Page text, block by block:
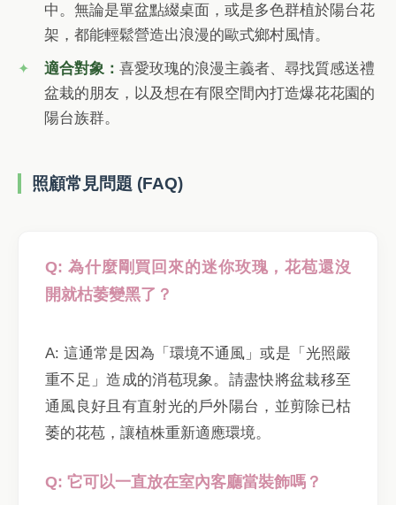
中。無論是單盆點綴桌面，或是多色群植於陽台花
架，都能輕鬆營造出浪漫的歐式鄉村風情。
適合對象：喜愛玫瑰的浪漫主義者、尋找質感送禮
盆栽的朋友，以及想在有限空間內打造爆花花園的
陽台族群。
照顧常見問題 (FAQ)
Q: 為什麼剛買回來的迷你玫瑰，花苞還沒
開就枯萎變黑了？
A: 這通常是因為「環境不通風」或是「光照嚴
重不足」造成的消苞現象。請盡快將盆栽移至
通風良好且有直射光的戶外陽台，並剪除已枯
萎的花苞，讓植株重新適應環境。
Q: 它可以一直放在室內客廳當裝飾嗎？